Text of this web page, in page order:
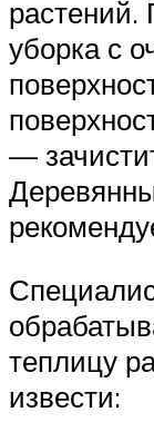
растений.
уборка с
—
теплицу
извести: